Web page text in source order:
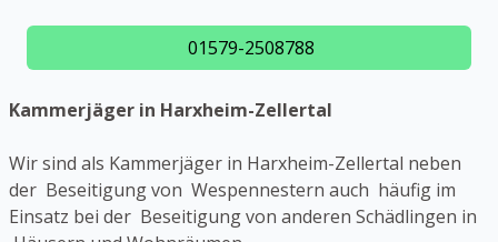
01579-2508788
Kammerjäger in Harxheim-Zellertal
Wir sind als Kammerjäger in Harxheim-Zellertal neben
der Beseitigung von Wespennestern auch häufig im
Einsatz bei der Beseitigung von anderen Schädlingen in